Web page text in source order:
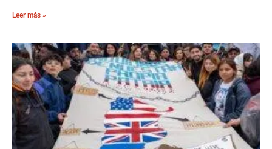
Leer más »